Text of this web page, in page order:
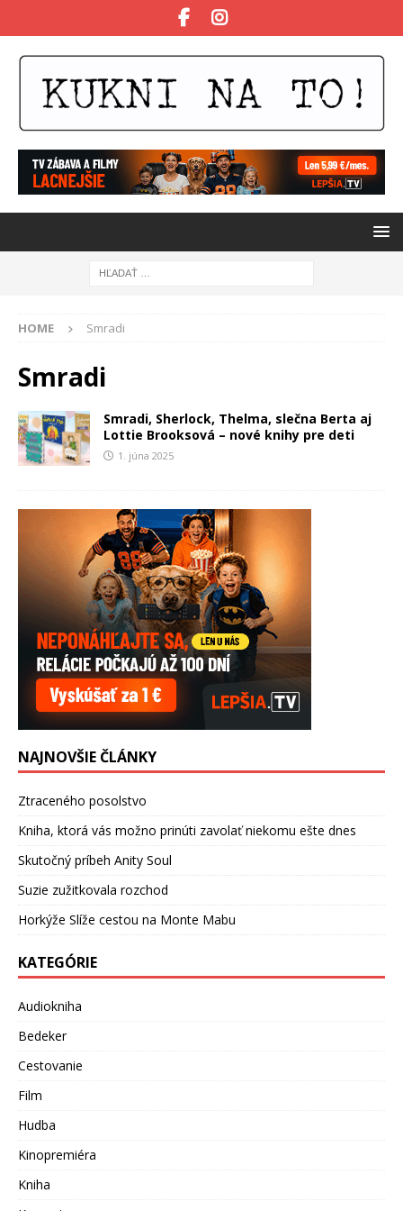
HOME Smradi
Smradi
Smradi, Sherlock, Thelma, slečna Berta aj
Lottie Brooksová – nové knihy pre deti
1. júna 2025
NAJNOVŠIE ČLÁNKY
Ztraceného posolstvo
Kniha, ktorá vás možno prinúti zavolať niekomu ešte dnes
Skutočný príbeh Anity Soul
Suzie zužitkovala rozchod
Horkýže Slíže cestou na Monte Mabu
KATEGÓRIE
Audiokniha
Bedeker
Cestovanie
Film
Hudba
Kinopremiéra
Kniha